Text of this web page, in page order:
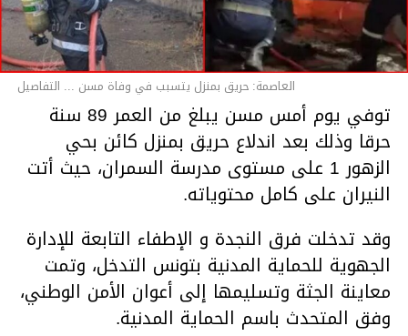
العاصمة: حريق بمنزل يتسبب في وفاة مسن ... التفاصيل
توفي يوم أمس مسن يبلغ من العمر 89 سنة
حرقا وذلك بعد اندلاع حريق بمنزل كائن بحي
الزهور 1 على مستوى مدرسة السمران، حيث أتت
النيران على كامل محتوياته.
وقد تدخلت فرق النجدة و الإطفاء التابعة للإدارة
الجهوية للحماية المدنية بتونس التدخل، وتمت
معاينة الجثة وتسليمها إلى أعوان الأمن الوطني،
وفق المتحدث باسم الحماية المدنية.